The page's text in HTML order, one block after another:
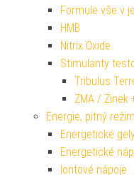
Formule vše v
HMB
Nitrix Oxide
Stimulanty
Tribulus
ZMA / Zinek
Energie, pitný režim
Energetické
Energetické
Iontové nápoje